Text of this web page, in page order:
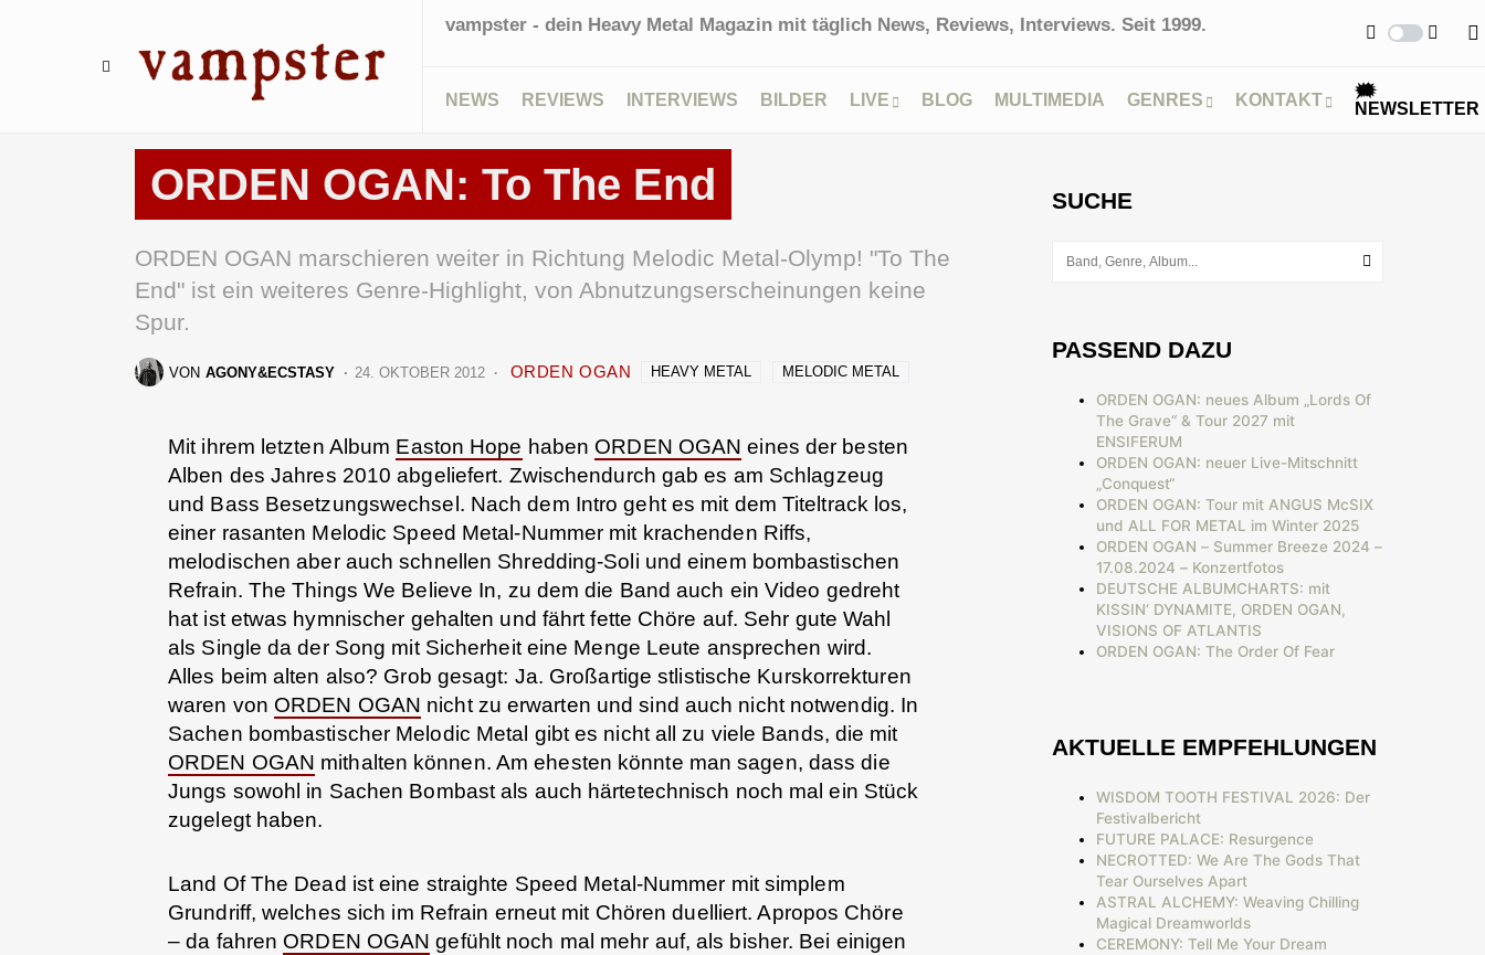
vampster - dein Heavy Metal Magazin mit täglich News, Reviews, Interviews. Seit 1999.
NEWS REVIEWS INTERVIEWS BILDER LIVE BLOG MULTIMEDIA GENRES KONTAKT
🗯
NEWSLETTER
ORDEN OGAN: To The End
ORDEN OGAN marschieren weiter in Richtung Melodic Metal-Olymp! "To The
End" ist ein weiteres Genre-Highlight, von Abnutzungserscheinungen keine
Spur.
VON AGONY&ECSTASY 24. OKTOBER 2012 ORDEN OGAN HEAVY METAL MELODIC METAL
Mit ihrem letzten Album Easton Hope haben ORDEN OGAN eines der besten
Alben des Jahres 2010 abgeliefert. Zwischendurch gab es am Schlagzeug
und Bass Besetzungswechsel. Nach dem Intro geht es mit dem Titeltrack los,
einer rasanten Melodic Speed Metal-Nummer mit krachenden Riffs,
melodischen aber auch schnellen Shredding-Soli und einem bombastischen
Refrain. The Things We Believe In, zu dem die Band auch ein Video gedreht
hat ist etwas hymnischer gehalten und fährt fette Chöre auf. Sehr gute Wahl
als Single da der Song mit Sicherheit eine Menge Leute ansprechen wird.
Alles beim alten also? Grob gesagt: Ja. Großartige stlistische Kurskorrekturen
waren von ORDEN OGAN nicht zu erwarten und sind auch nicht notwendig. In
Sachen bombastischer Melodic Metal gibt es nicht all zu viele Bands, die mit
ORDEN OGAN mithalten können. Am ehesten könnte man sagen, dass die
Jungs sowohl in Sachen Bombast als auch härtetechnisch noch mal ein Stück
zugelegt haben.
Land Of The Dead ist eine straighte Speed Metal-Nummer mit simplem
Grundriff, welches sich im Refrain erneut mit Chören duelliert. Apropos Chöre
– da fahren ORDEN OGAN gefühlt noch mal mehr auf, als bisher. Bei einigen
SUCHE
PASSEND DAZU
ORDEN OGAN: neues Album „Lords Of
The Grave“ & Tour 2027 mit
ENSIFERUM
ORDEN OGAN: neuer Live-Mitschnitt
„Conquest“
ORDEN OGAN: Tour mit ANGUS McSIX
und ALL FOR METAL im Winter 2025
ORDEN OGAN – Summer Breeze 2024 –
17.08.2024 – Konzertfotos
DEUTSCHE ALBUMCHARTS: mit
KISSIN‘ DYNAMITE, ORDEN OGAN,
VISIONS OF ATLANTIS
ORDEN OGAN: The Order Of Fear
AKTUELLE EMPFEHLUNGEN
WISDOM TOOTH FESTIVAL 2026: Der
Festivalbericht
FUTURE PALACE: Resurgence
NECROTTED: We Are The Gods That
Tear Ourselves Apart
ASTRAL ALCHEMY: Weaving Chilling
Magical Dreamworlds
CEREMONY: Tell Me Your Dream